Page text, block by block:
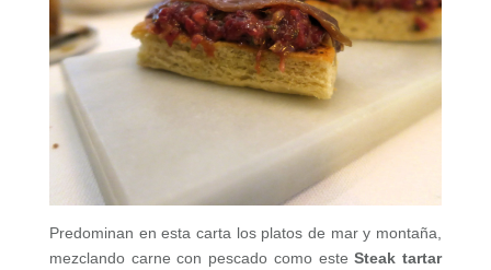
Predominan en esta carta los platos de mar y montaña,
mezclando carne con pescado como esteSteak tartar